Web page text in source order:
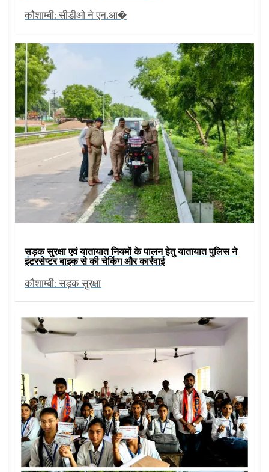
कौशाम्बी: सीडीओ ने एन.आ�
सड़क सुरक्षा एवं यातायात नियमों के पालन हेतु यातायात पुलिस ने
इंटरसेप्टर बाइक से की चेकिंग और कार्रवाई
कौशाम्बी: सड़क सुरक्षा